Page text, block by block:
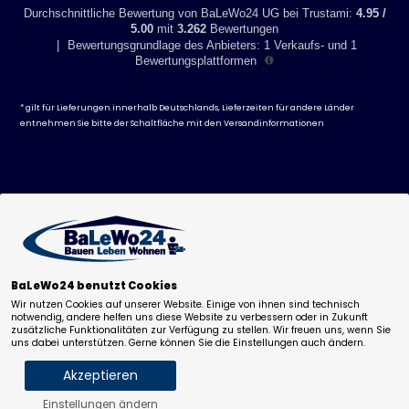
DieKERRA Nora 157x74 cmkombiniert stilvolle Ästhetik mit
Funktionalität und Komfort. Ihremoderne Form, hochwertige
Verarbeitung und optimale Liegepositionmachen sie zur
idealen Wahl für alle, die sich eine luxuriösefrei stehende
Gönnen Sie sich pure Entspannung –bestellen Sie jetzt die
KERRA Nora und verwandeln Sie Ihr Badezimmer in eine
Breite: 74 cm
Länge: 157 cm
Höhe: 61 cm
Füllmengen: ca. 328 Liter
- + 841,88€ 797,72
inkl 19% MwSt. zzgl.Versand
Deutschlandweit versandkostenfrei!
Lieferfrist: ca. 7-15 Werktage.
Durchschnittliche Bewertung von BaLeWo24 UG bei Trustami: 4.95 /
5.00 mit 3.262 Bewertungen
Bewertungsgrundlage des Anbieters: 1 Verkaufs- und 1
Bewertungsplattformen
* gilt für Lieferungen innerhalb Deutschlands, Lieferzeiten für andere Länder
entnehmen Sie bitte der Schaltfläche mit denVersandinformationen
BaLeWo24 benutzt Cookies
Wir nutzen Cookies auf unserer Website. Einige von ihnen sind technisch
notwendig, andere helfen uns diese Website zu verbessern oder in Zukunft
zusätzliche Funktionalitäten zur Verfügung zu stellen. Wir freuen uns, wenn Sie
uns dabei unterstützen. Gerne können Sie die Einstellungen auch ändern.
Akzeptieren
Einstellungen ändern